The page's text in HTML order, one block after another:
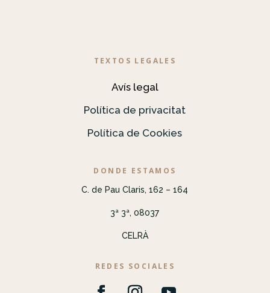
TEXTOS LEGALES
Avís legal
Política de privacitat
Política de Cookies
DONDE ESTAMOS
C. de Pau Claris, 162 – 164
3ª 3ª, 08037
CELRÀ
REDES SOCIALES